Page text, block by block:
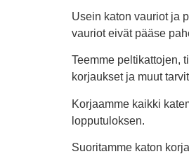
Usein katon vauriot ja
vauriot eivät pääse
Teemme peltikattojen,
korjaukset ja muut
Korjaamme kaikki
lopputuloksen.
Suoritamme katon